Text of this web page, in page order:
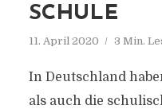
SCHULE
11. April 2020 3 Min.
In Deutschland
als auch die